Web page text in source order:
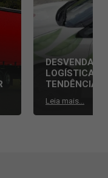
LOGÍSTICA:
TENDÊNCIAS
Leia mais...